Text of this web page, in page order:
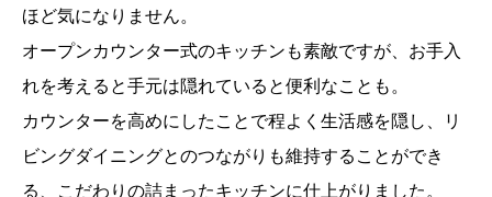
ほど気になりません。
オープンカウンター式のキッチンも素敵ですが、お手入
れを考えると手元は隠れていると便利なことも。
カウンターを高めにしたことで程よく生活感を隠し、リ
ビングダイニングとのつながりも維持することができ
る、こだわりの詰まったキッチンに仕上がりました。